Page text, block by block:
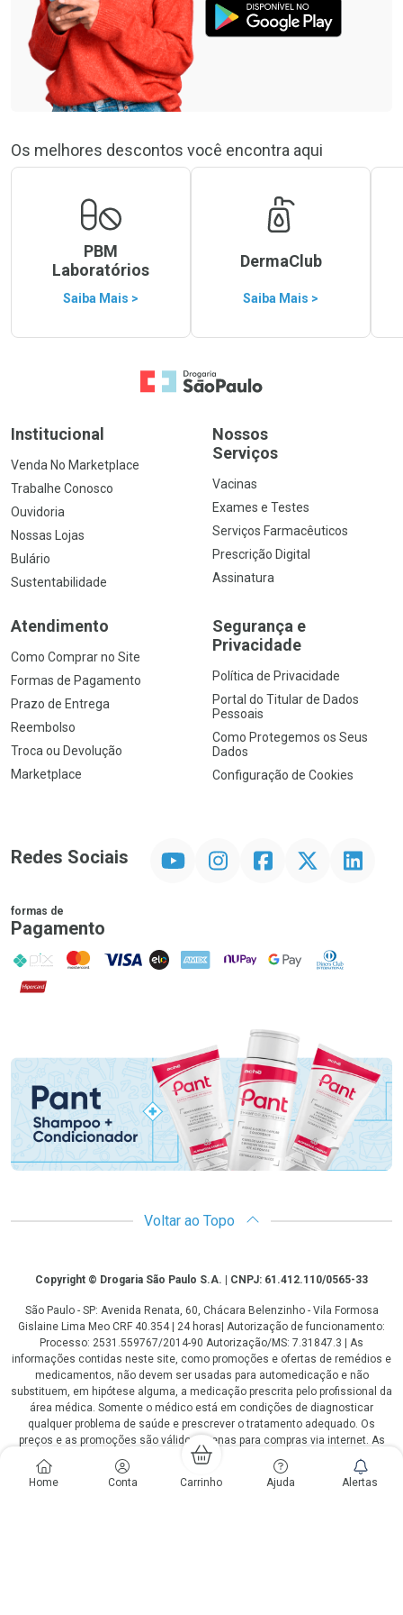
Home Conta Carrinho Ajuda Alertas
Os melhores descontos você encontra aqui
PBM
Laboratórios
Saiba Mais >
DermaClub
Saiba Mais >
Ir para a Home
Institucional
Venda No Marketplace
Trabalhe Conosco
Ouvidoria
Nossas Lojas
Bulário
Sustentabilidade
Nossos
Serviços
Vacinas
Exames e Testes
Serviços Farmacêuticos
Prescrição Digital
Assinatura
Atendimento
Como Comprar no Site
Formas de Pagamento
Prazo de Entrega
Reembolso
Troca ou Devolução
Marketplace
Segurança e
Privacidade
Política de Privacidade
Portal do Titular de Dados
Pessoais
Como Protegemos os Seus
Dados
Configuração de Cookies
Redes Sociais InstagramFacebookTwitter Linkedin
formas de
Pagamento
PIX MasterCard
VISA ELO AMEX NuPay Google PayDiners Club
Hipercard
Voltar ao Topo
CopyrightCopyright © Drogaria São Paulo S.A. | CNPJ: 61.412.110/0565-33
São Paulo - SP: Avenida Renata, 60, Chácara Belenzinho - Vila Formosa
Gislaine Lima Meo CRF 40.354 | 24 horas| Autorização de funcionamento:
Processo: 2531.559767/2014-90 Autorização/MS: 7.31847.3 | As
informações contidas neste site, como promoções e ofertas de remédios e
medicamentos, não devem ser usadas para automedicação e não
substituem, em hipótese alguma, a medicação prescrita pelo profissional da
área médica. Somente o médico está em condições de diagnosticar
qualquer problema de saúde e prescrever o tratamento adequado. Os
preços e as promoções são válidos apenas para compras via internet. As
fotos contidas em nosso site são meramente ilustrativas. *Preços e
disponibilidade sujeitos a alterações no decorrer do dia. Antibióticos e
antimicrobianos vendas apenas em lojas físicas ou televendas. Portaria nº